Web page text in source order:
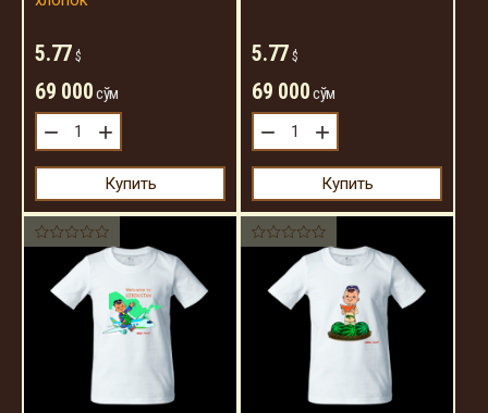
5.77 $
69 000сўм
− +
Купить
5.77 $
69 000сўм
− +
Купить